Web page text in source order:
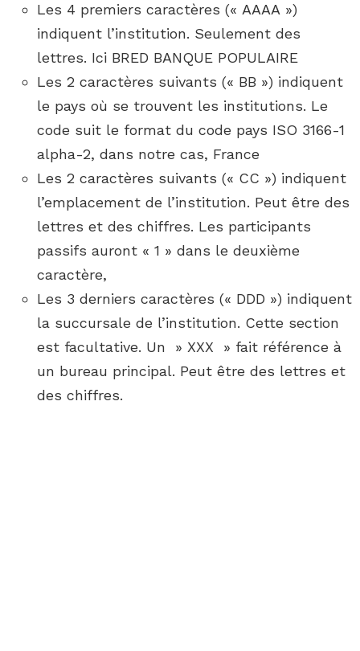
Les 4 premiers caractères (« AAAA »)
indiquent l’institution. Seulement des
lettres. Ici BRED BANQUE POPULAIRE
Les 2 caractères suivants (« BB ») indiquent
le pays où se trouvent les institutions. Le
code suit le format du code pays ISO 3166-1
alpha-2, dans notre cas, France
Les 2 caractères suivants (« CC ») indiquent
l’emplacement de l’institution. Peut être des
lettres et des chiffres. Les participants
passifs auront « 1 » dans le deuxième
caractère,
Les 3 derniers caractères (« DDD ») indiquent
la succursale de l’institution. Cette section
est facultative. Un » XXX » fait référence à
un bureau principal. Peut être des lettres et
des chiffres.